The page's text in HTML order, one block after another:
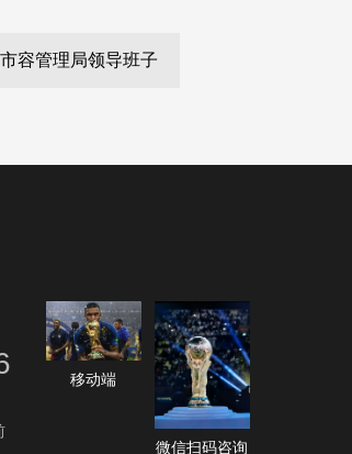
容管理局领导班子
移动端
微信扫码咨询